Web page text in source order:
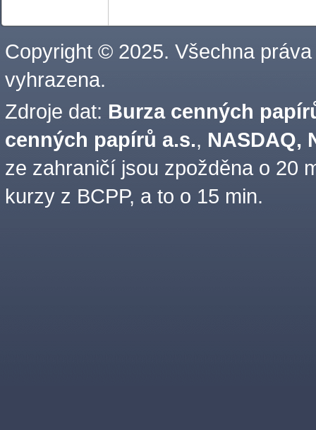
Copyright © 2025. Všechna práva
vyhrazena.
Zdroje dat: Burza cenných
cenných papírů a.s., NASDAQ,
ze zahraničí jsou zpožděna o 20
kurzy z BCPP, a to o 15 min.